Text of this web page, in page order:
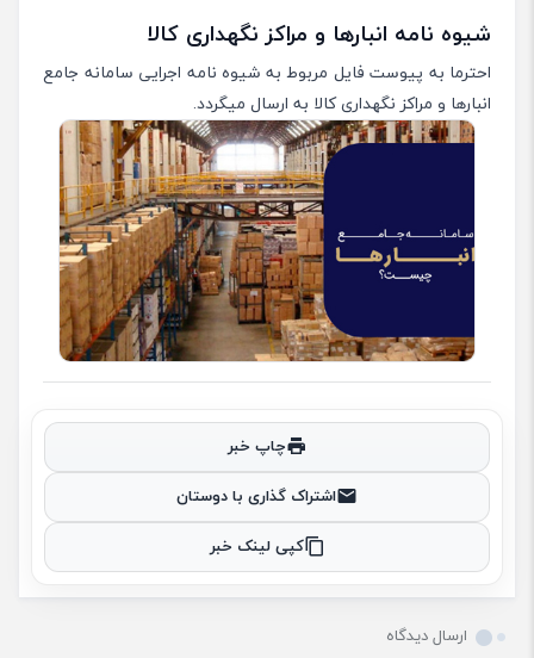
شیوه نامه انبارها و مراکز نگهداری کالا
احترما به پیوست فایل مربوط به شیوه نامه اجرایی سامانه جامع
انبارها و مراکز نگهداری کالا به ارسال میگردد.
چاپ خبر
اشتراک گذاری با دوستان
کپی لینک خبر
ارسال دیدگاه